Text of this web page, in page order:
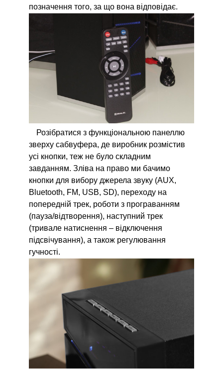
позначення того, за що вона відповідає.
Розібратися з функціональною панеллю
зверху сабвуфера, де виробник розмістив
усі кнопки, теж не було складним
завданням. Зліва на право ми бачимо
кнопки для вибору джерела звуку (AUX,
Bluetooth, FM, USB, SD), переходу на
попередній трек, роботи з програванням
(пауза/відтворення), наступний трек
(тривале натиснення – відключення
підсвічування), а також регулювання
гучності.